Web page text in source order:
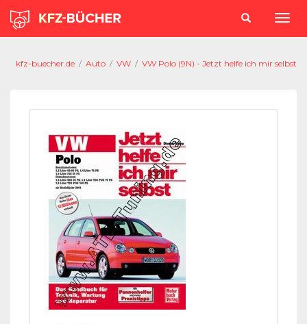
kfz-buecher.de / Auto / VW / VW Polo (9N) - Jetzt helfe ich mir selbst